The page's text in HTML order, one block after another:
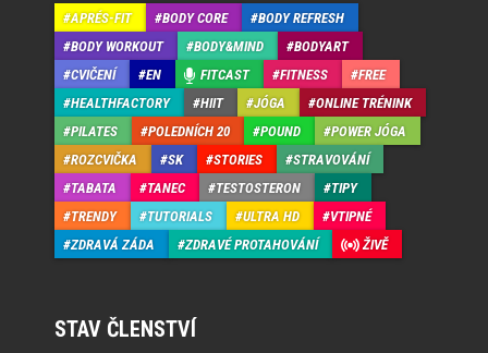
APRÉS-FIT BODY CORE
BODY REFRESH
BODY WORKOUT
BODY&MIND
BODYART
CVIČENÍ
EN FITCAST FITNESS
FREE
HEALTHFACTORY
HIIT JÓGA
ONLINE TRÉNINK
PILATES
POLEDNÍCH 20 POUND
POWER JÓGA
ROZCVIČKA
SK STORIES
STRAVOVÁNÍ
TABATA
TANEC TESTOSTERON
TIPY
TRENDY
TUTORIALS ULTRA HD
VTIPNÉ
ZDRAVÁ ZÁDA
ZDRAVÉ PROTAHOVÁNÍ ŽIVĚ
STAV ČLENSTVÍ